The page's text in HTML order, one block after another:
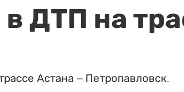
ДТП на
Астана – Петропавловск.